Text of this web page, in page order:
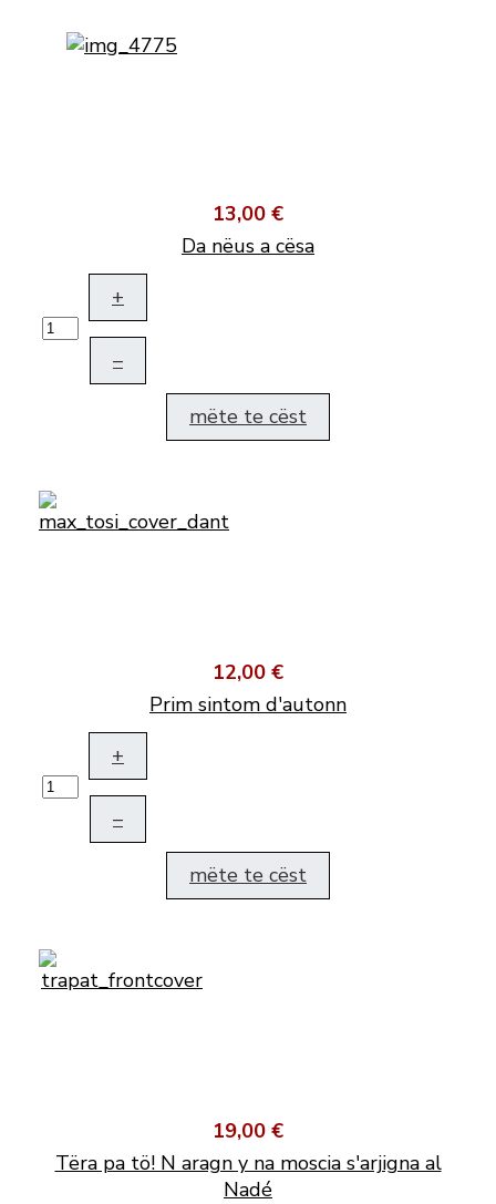
13,00 €
Da nëus a cësa
+
–
mëte te cëst
12,00 €
Prim sintom d'autonn
+
–
mëte te cëst
19,00 €
Tëra pa tö! N aragn y na moscia s'arjigna al
Nadé